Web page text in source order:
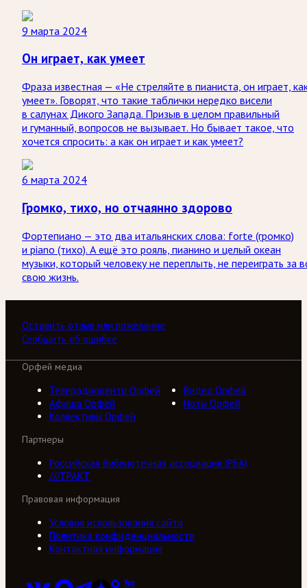
9 марта 2024
Он играет, как умеет
Фраза известная — «Не стреляйте в пианиста, он играет,
умеет». Говорят, что такие таблички нередко висели
в салунах Дикого Запада. Призыв в целом правильный
и гуманный, вопросов не вызывает. Но бывает такое, что
хочется спросить: а как он играет и как умеет?
6 марта 2024
Громко, тихо, но отчаянно здорово
Фортепиано — это два итальянских слова: forte (громко)
и piano (тихо). А ещё это рояль, пианино и целый океан
музыки, который человеку не переплыть, не переиграть за
свою жизнь.
Оставить отзыв или пожелание
Сообщить об ошибке
Орфей медиа
Телерадиоцентр Орфей
Видео Орфей
Афиша Орфей
Ноты Орфей
Коллективы Орфей
Партнеры
Российская библиотечная ассоциация (РБА)
///ТРАКТ
Правовая информация
Условия использования сайта
Политика конфиденциальности
Контактная информация